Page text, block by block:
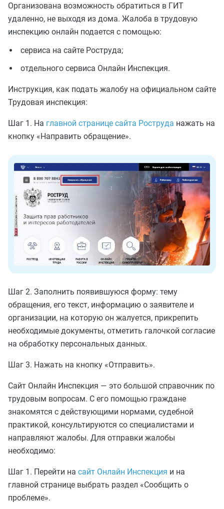
Организована возможность обратиться в ГИТ
удаленно, не выходя из дома. Жалоба в трудовую
инспекцию онлайн подается с помощью:
сервиса на сайте Роструда;
отдельного сервиса Онлайн Инспекция.
Инструкция, как подать жалобу на официальном сайте
Трудовая инспекция:
Шаг 1. На главной странице сайта Роструда нажать на
кнопку «Направить обращение».
Шаг 2. Заполнить появившуюся форму: тему
обращения, его текст, информацию о заявителе и
организации, на которую он жалуется, прикрепить
необходимые документы, отметить галочкой согласие
на обработку персональных данных.
Шаг 3. Нажать на кнопку «Отправить».
Сайт Онлайн Инспекция — это большой справочник по
трудовым вопросам. С его помощью граждане
знакомятся с действующими нормами, судебной
практикой, консультируются со специалистами и
направляют жалобы. Для отправки жалобы
необходимо:
Шаг 1. Перейти на сайт Онлайн Инспекция и на
главной странице выбрать раздел «Сообщить о
проблеме».